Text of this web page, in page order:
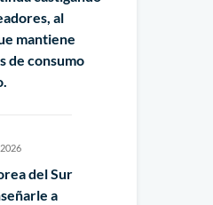
al
mantiene
de consumo
del Sur
a